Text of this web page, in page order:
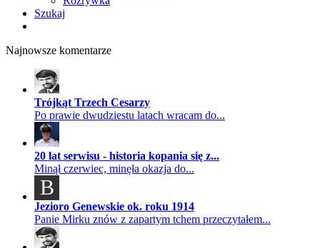
Szukaj
Najnowsze komentarze
Trójkąt Trzech Cesarzy
Po prawie dwudziestu latach wracam do...
20 lat serwisu - historia kopania się z...
Minął czerwiec, minęła okazja do...
B
Jezioro Genewskie ok. roku 1914
Panie Mirku znów z zapartym tchem przeczytałem...